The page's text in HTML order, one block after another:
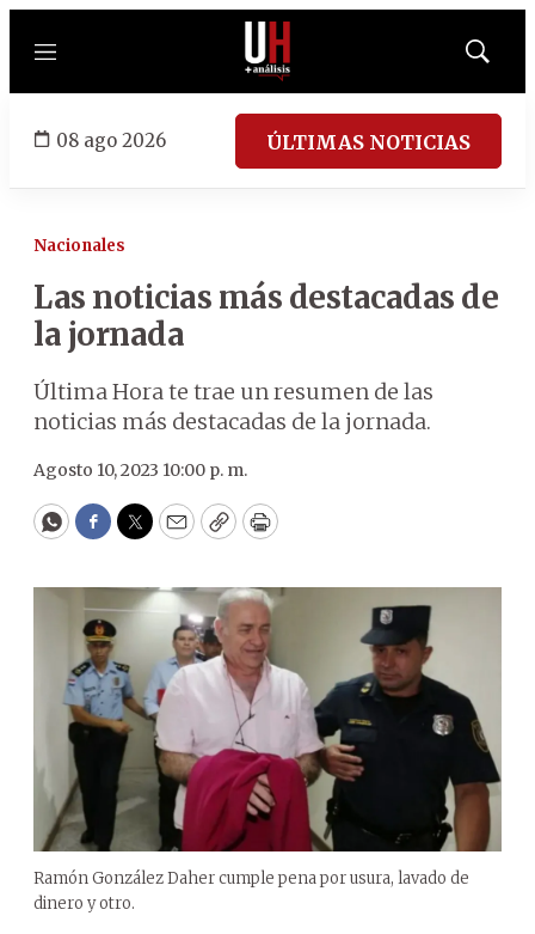
Menú
Mostrar
08 ago 2026 ÚLTIMAS NOTICIAS
Nacionales
Las noticias más destacadas de
la jornada
Última Hora te trae un resumen de las
noticias más destacadas de la jornada.
Agosto 10, 2023 10:00 p. m.
WhatsApp
Facebook
Twitter
EmailCopyPrint
Ramón González Daher cumple pena por usura, lavado de
dinero y otro.